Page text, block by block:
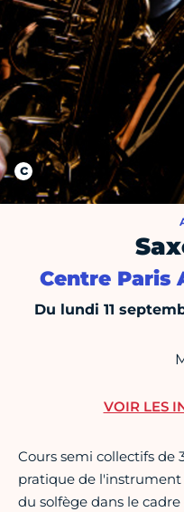
Centre Paris
Du lundi 11
Cours semi collectifs de
pratique de l'instrument
du solfège dans le
VOIR LES